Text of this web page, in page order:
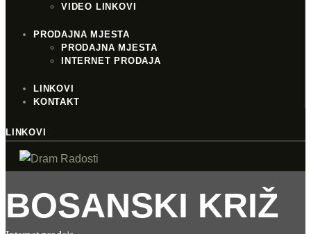
VIDEO LINKOVI
PRODAJNA MJESTA
PRODAJNA MJESTA
INTERNET PRODAJA
LINKOVI
KONTAKT
LINKOVI
BOSANSKI KRIŽ